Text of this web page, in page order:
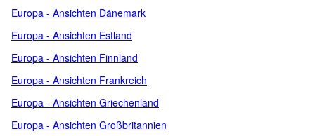
Europa - Ansichten Dänemark
Europa - Ansichten Estland
Europa - Ansichten Finnland
Europa - Ansichten Frankreich
Europa - Ansichten Griechenland
Europa - Ansichten Großbritannien